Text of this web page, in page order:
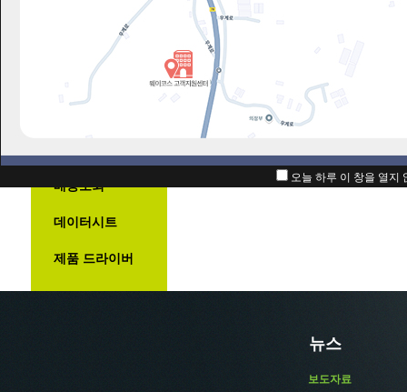
오늘 하루 이 창을 열지
A/S정책
배송조회
데이터시트
제품 드라이버
번호
2
1 AS 불가 VGA 상세제품사진
뉴스
보도자료